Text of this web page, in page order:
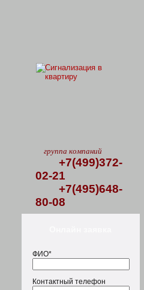
группа компаний
+7(499)372-
02-21
+7(495)648-
80-08
ФИО*
Контактный телефон